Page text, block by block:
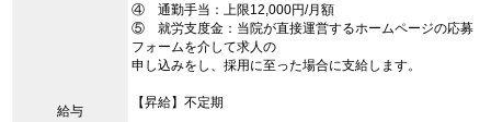
給与
④ 通勤手当：上限12,000円/月額
⑤ 就労支度金：当院が直接運営するホームページの応募
フォームを介して求人の
申し込みをし、採用に至った場合に支給します。
【昇給】不定期